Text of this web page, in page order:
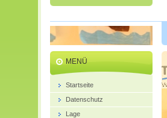
MENÜ
Startseite
Datenschutz
Lage